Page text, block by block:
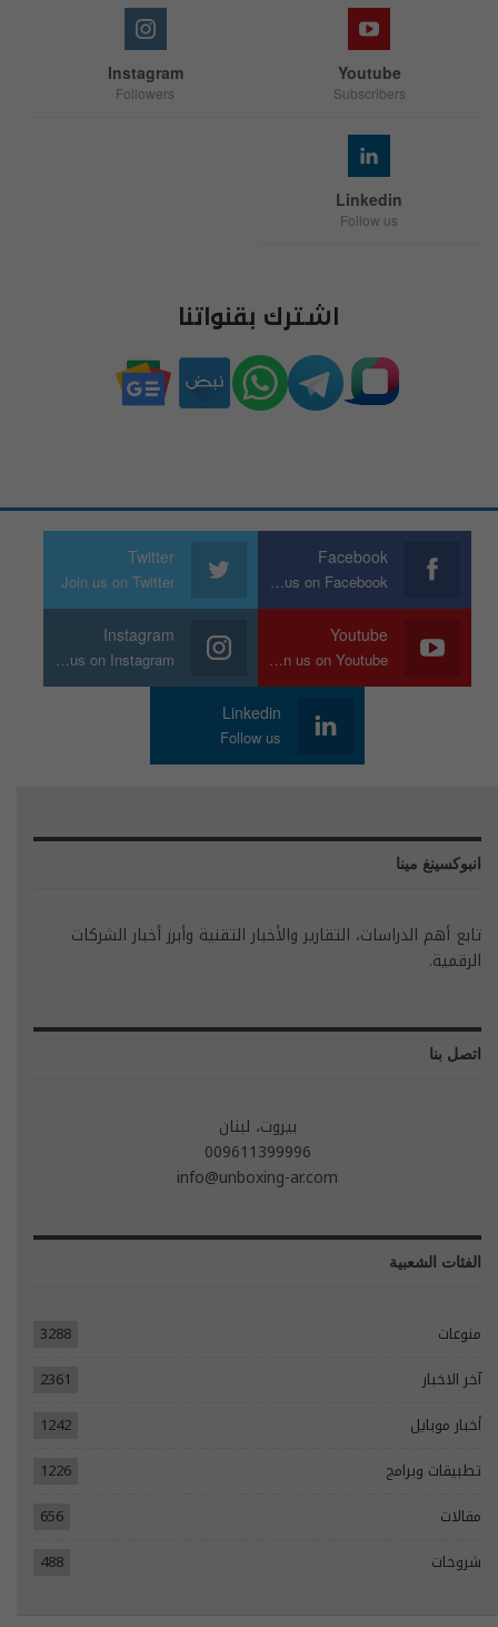
Youtube
Subscribers
Instagram
Followers
Linkedin
Follow us
اشترك بقنواتنا
Facebook
Join us on Facebook
Twitter
Join us on Twitter
Youtube
Join us on Youtube
Instagram
Join us on Instagram
Linkedin
Follow us
انبوكسينغ مينا
تابع أهم الدراسات، التقارير والأخبار التقنية وأبرز أخبار الشركات
الرقمية.
اتصل بنا
بيروت، لبنان
009611399996
info@unboxing-ar.com
الفئات الشعبية
منوعات
3288
آخر الاخبار
2361
أخبار موبايل
1242
تطبيقات وبرامج
1226
مقالات
656
شروحات
488